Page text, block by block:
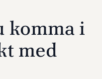
komma i
med